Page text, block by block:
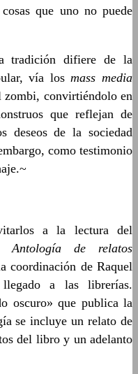
que uno no puede
tradición difiere de la
vía losmass media
zombi, convirtiéndolo en
que reflejan de
deseos de la sociedad
como testimonio
a la lectura del
Antología de relatos
coordinación de Raquel
a las librerías.
oscuro» que publica la
se incluye un relato de
del libro y un adelanto